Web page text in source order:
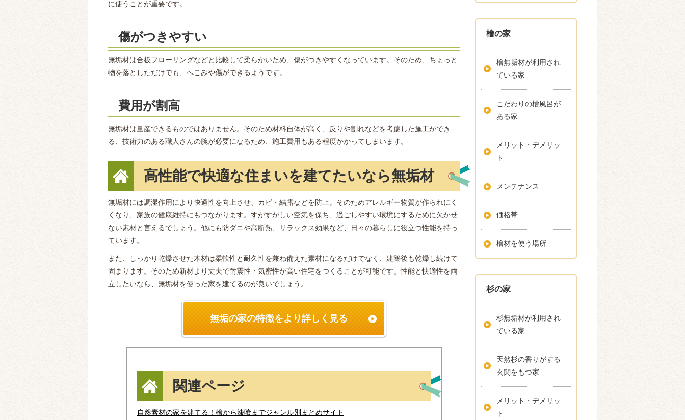
に使うことが重要です。
傷がつきやすい
無垢材は合板フローリングなどと比較して柔らかいため、傷がつきやすくなっています。そのため、ちょっと
物を落としただけでも、へこみや傷ができるようです。
費用が割高
無垢材は量産できるものではありません。そのため材料自体が高く、反りや割れなどを考慮した施工ができ
る、技術力のある職人さんの腕が必要になるため、施工費用もある程度かかってしまいます。
高性能で快適な住まいを建てたいなら無垢材
無垢材には調湿作用により快適性を向上させ、カビ・結露などを防止。そのためアレルギー物質が作られにく
くなり、家族の健康維持にもつながります。すがすがしい空気を保ち、過ごしやすい環境にするために欠かせ
ない素材と言えるでしょう。他にも防ダニや高断熱、リラックス効果など、日々の暮らしに役立つ性能を持っ
ています。
また、しっかり乾燥させた木材は柔軟性と耐久性を兼ね備えた素材になるだけでなく、建築後も乾燥し続けて
固まります。そのため新材より丈夫で耐震性・気密性が高い住宅をつくることが可能です。性能と快適性を両
立したいなら、無垢材を使った家を建てるのが良いでしょう。
無垢の家の特徴をより詳しく見る
関連ページ
自然素材の家を建てる！檜から漆喰までジャンル別まとめサイト
檜の家
檜無垢材が利用され
ている家
こだわりの檜風呂が
ある家
メリット・デメリッ
ト
メンテナンス
価格帯
檜材を使う場所
杉の家
杉無垢材が利用され
ている家
天然杉の香りがする
玄関をもつ家
メリット・デメリッ
ト